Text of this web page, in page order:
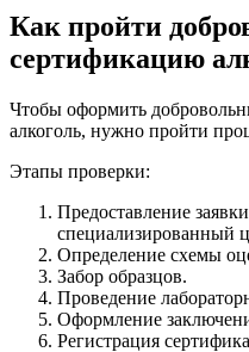
Как пройти
сертификацию
Чтобы оформить
алкоголь, нужно пройти
Этапы проверки:
Предоставление
специализированный
Определение схемы
Забор образцов.
Проведение
Оформление
Регистрация